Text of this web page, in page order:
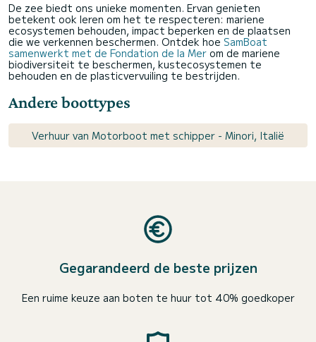
De zee biedt ons unieke momenten. Ervan genieten
betekent ook leren om het te respecteren: mariene
ecosystemen behouden, impact beperken en de plaatsen
die we verkennen beschermen. Ontdek hoe SamBoat
samenwerkt met de Fondation de la Mer om de mariene
biodiversiteit te beschermen, kustecosystemen te
behouden en de plasticvervuiling te bestrijden.
Andere boottypes
Verhuur van Motorboot met schipper - Minori, Italië
Gegarandeerd de beste prijzen
Een ruime keuze aan boten te huur tot 40% goedkoper